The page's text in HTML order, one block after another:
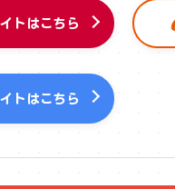
トはこちら
トはこちら